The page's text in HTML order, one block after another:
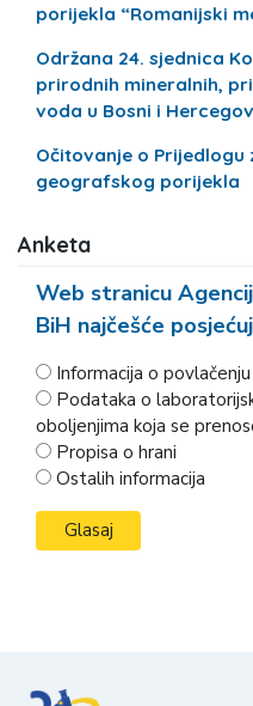
porijekla “Romanijski
Održana 24. sjednica
prirodnih mineralnih,
voda u Bosni i
Očitovanje o
geografskog porijekla
Anketa
Web stranicu
BiH najčešće
Informacija o
Podataka o
oboljenjima koja se
Propisa o hrani
Ostalih informacija